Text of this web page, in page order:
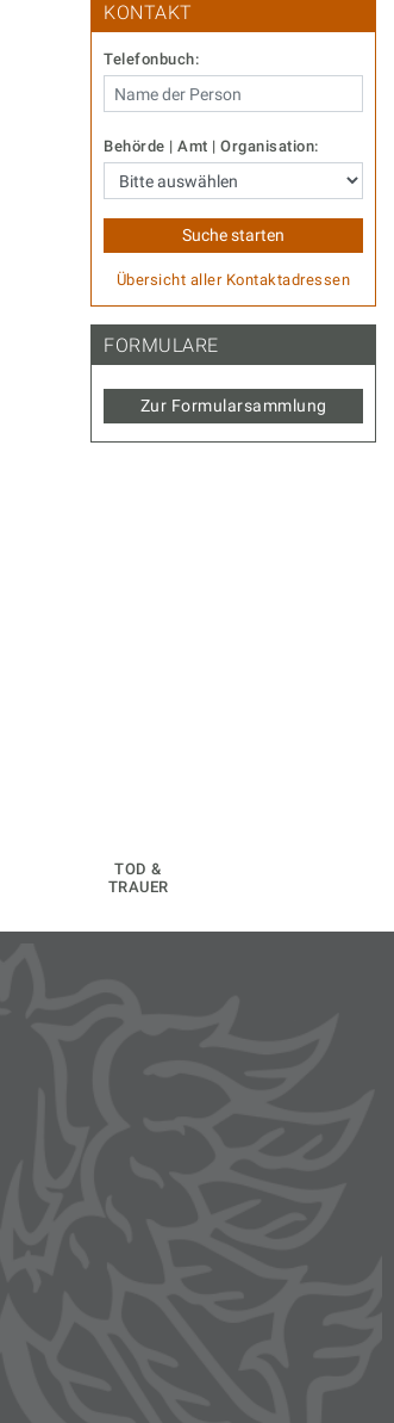
KONTAKT
Telefonbuch:
Behörde | Amt | Organisation:
Übersicht aller Kontaktadressen
FORMULARE
Zur Formularsammlung
TOD &
TRAUER